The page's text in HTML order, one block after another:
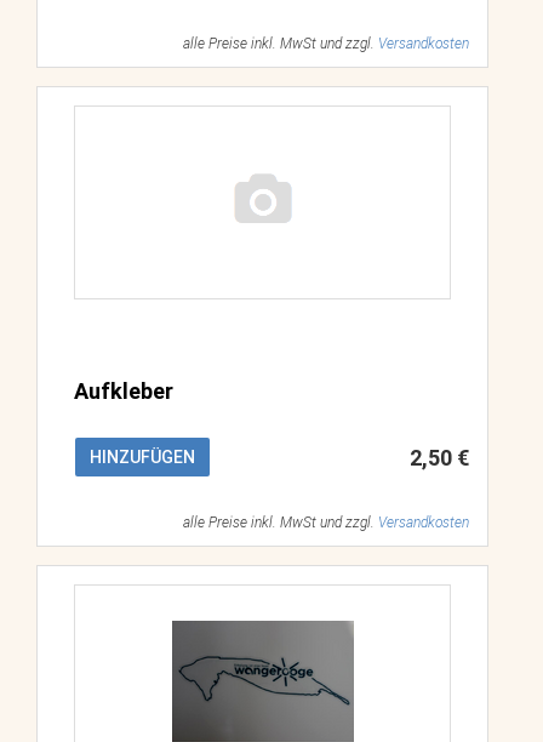
alle Preise inkl. MwSt und zzgl. Versandkosten
Aufkleber
HINZUFÜGEN 2,50 €
alle Preise inkl. MwSt und zzgl. Versandkosten